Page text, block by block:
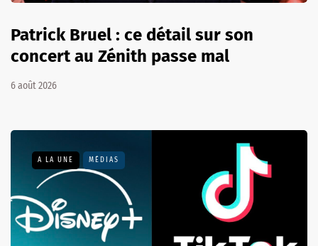
Patrick Bruel : ce détail sur son
concert au Zénith passe mal
6 août 2026
A LA UNE MÉDIAS